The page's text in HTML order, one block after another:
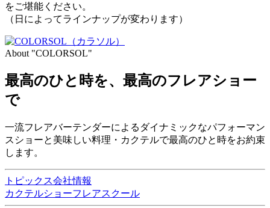
をご堪能ください。
（日によってラインナップが変わります）
About "COLORSOL"
最高のひと時を、 最高のフレアショー
で
一流フレアバーテンダーによるダイナミックなパフォーマン
スショーと美味しい料理・カクテルで最高のひと時をお約束
します。
トピックス会社情報
カクテルショーフレアスクール